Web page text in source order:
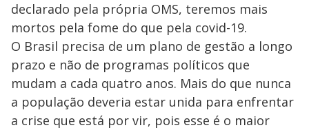
declarado pela própria OMS, teremos mais
mortos pela fome do que pela covid-19.
O Brasil precisa de um plano de gestão a longo
prazo e não de programas políticos que
mudam a cada quatro anos. Mais do que nunca
a população deveria estar unida para enfrentar
a crise que está por vir, pois esse é o maior